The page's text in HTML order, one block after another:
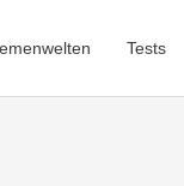
Tests